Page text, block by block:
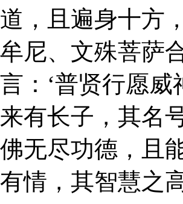
道，且遍身十方
牟尼、文殊菩萨
言：‘普贤行愿威
来有长子，其名
佛无尽功德，且
有情，其智慧之